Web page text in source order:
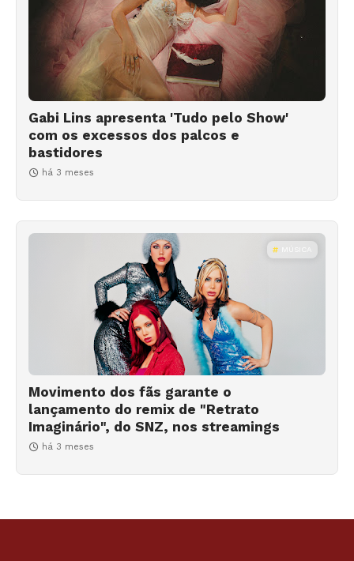
Gabi Lins apresenta 'Tudo pelo Show'
com os excessos dos palcos e
bastidores
há 3 meses
MÚSICA
Movimento dos fãs garante o
lançamento do remix de "Retrato
Imaginário", do SNZ, nos streamings
há 3 meses